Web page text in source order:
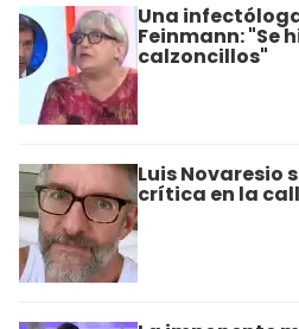
Una
Feinmann: "Se
calzoncillos"
Luis Novaresio
crítica en la